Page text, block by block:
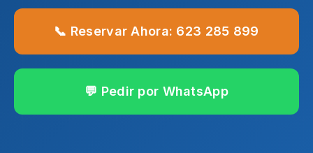
📞 Reservar Ahora: 623 285 899
💬 Pedir por WhatsApp